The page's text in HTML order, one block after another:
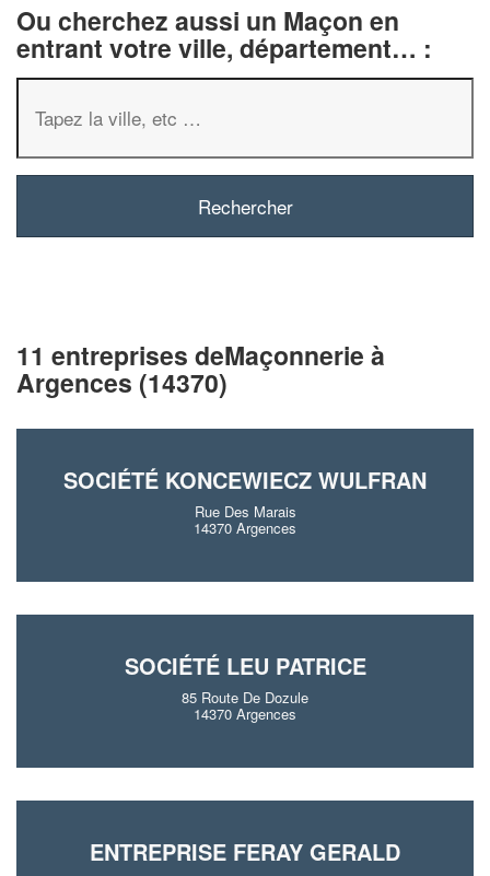
Ou cherchez aussi un Maçon en
entrant votre ville, département… :
11 entreprises deMaçonnerie à
Argences (14370)
SOCIÉTÉ KONCEWIECZ WULFRAN
Rue Des Marais
14370 Argences
SOCIÉTÉ LEU PATRICE
85 Route De Dozule
14370 Argences
ENTREPRISE FERAY GERALD